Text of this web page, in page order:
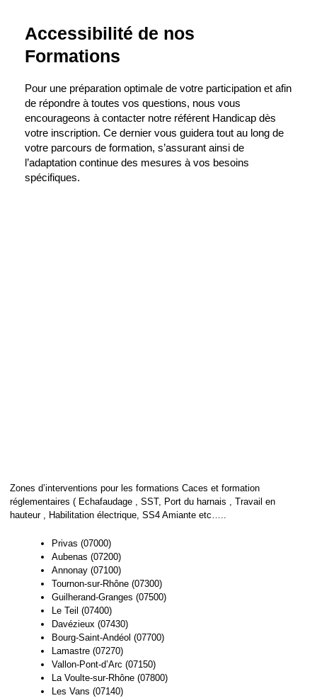
Accessibilité de nos
Formations
Pour une préparation optimale de votre participation et afin
de répondre à toutes vos questions, nous vous
encourageons à contacter notre référent Handicap dès
votre inscription. Ce dernier vous guidera tout au long de
votre parcours de formation, s’assurant ainsi de
l’adaptation continue des mesures à vos besoins
spécifiques.
Zones d’interventions pour les formations Caces et formation
réglementaires ( Echafaudage , SST, Port du harnais , Travail en
hauteur , Habilitation électrique, SS4 Amiante etc…..
Privas (07000)
Aubenas (07200)
Annonay (07100)
Tournon-sur-Rhône (07300)
Guilherand-Granges (07500)
Le Teil (07400)
Davézieux (07430)
Bourg-Saint-Andéol (07700)
Lamastre (07270)
Vallon-Pont-d’Arc (07150)
La Voulte-sur-Rhône (07800)
Les Vans (07140)